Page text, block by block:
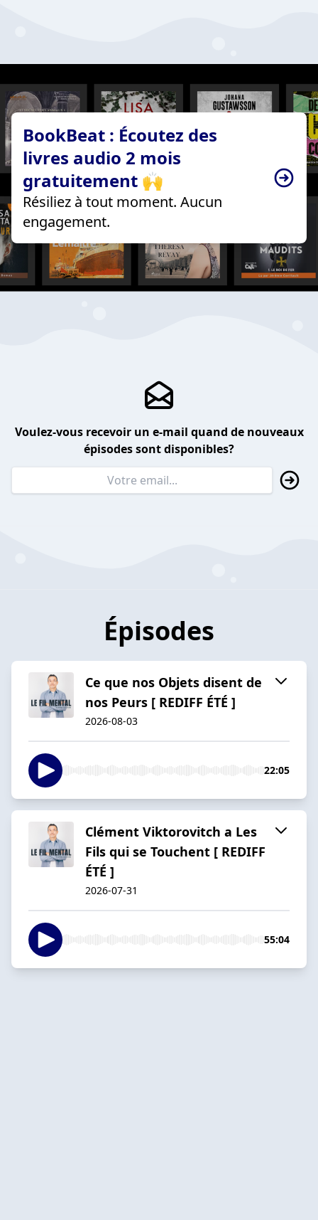
BookBeat : Écoutez des
livres audio 2 mois
gratuitement 🙌
Résiliez à tout moment. Aucun
engagement.
Voulez-vous recevoir un e-mail quand de nouveaux
épisodes sont disponibles?
Épisodes
Ce que nos Objets disent de
nos Peurs [ REDIFF ÉTÉ ]
2026-08-03
22:05
Clément Viktorovitch a Les
Fils qui se Touchent [ REDIFF
ÉTÉ ]
2026-07-31
55:04